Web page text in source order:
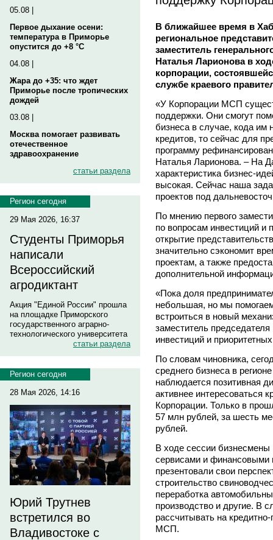
05.08 |
Первое дыхание осени:
температура в Приморье
опустится до +8 °C
04.08 |
Жара до +35: что ждет
Приморье после тропических
дождей
03.08 |
Москва помогает развивать
отечественное
здравоохранение
статьи раздела
Регион сегодня
29 Мая 2026, 16:37
Студенты Приморья
написали
Всероссийский
агродиктант
Акция "Единой России" прошла
на площадке Приморского
государственного аграрно-
технологического университета
статьи раздела
Регион сегодня
28 Мая 2026, 14:16
Юрий Трутнев
встретился во
Владивостоке с
В ближайшее время в
региональное
заместитель
Наталья Ларионова в
корпорации,
службе краевого
«У Корпорации МСП
поддержки. Они смогут
бизнеса в случае, кода им
кредитов, то сейчас для
программу
Наталья Ларионова. – На
характеристика бизнес-
высокая. Сейчас наша
проектов под
По мнению первого
по вопросам инвестиций и
открытие
значительно сэкономит
проектам, а также
дополнительной
«Пока доля
небольшая, но мы
встроиться в новый
заместитель
инвестиций и
По словам чиновника,
среднего бизнеса в
наблюдается позитивная
активнее интересоваться
Корпорации. Только в
57 млн рублей, за шесть
рублей.
В ходе сессии
сервисами и финансовыми
презентовали свои
строительство
переработка
производство и другие. В
рассчитывать на
МСП.